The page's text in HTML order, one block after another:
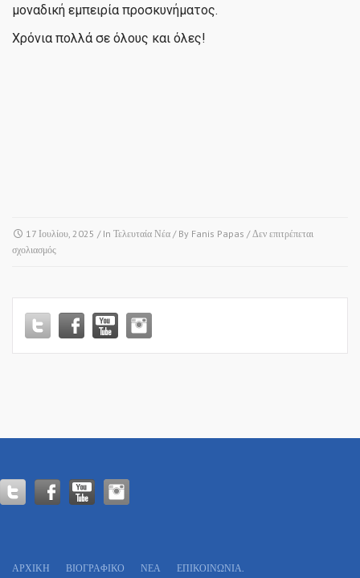
μοναδική εμπειρία προσκυνήματος.
Χρόνια πολλά σε όλους και όλες!
17 Ιουλίου, 2025 / In Τελευταία Νέα / By Fanis Papas /Δεν επιτρέπεται
σχολιασμόςστο
ΡΕΝΤΙΝΑ
ΑΡΧΙΚΗ ΒΙΟΓΡΑΦΙΚΌ ΝΕΑ ΕΠΙΚΟΙΝΩΝΊΑ.